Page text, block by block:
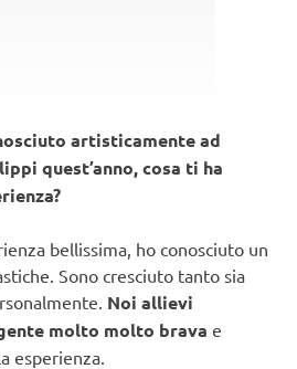
artisticamente ad
quest’anno, cosa ti ha
bellissima, ho conosciuto un
Sono cresciuto tanto sia
Noi allievi
molto molto brava e
esperienza.